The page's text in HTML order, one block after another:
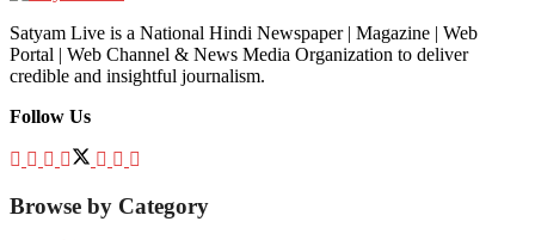
Satyam Live is a National Hindi Newspaper | Magazine | Web
Portal | Web Channel & News Media Organization to deliver
credible and insightful journalism.
Follow Us
Browse by Category